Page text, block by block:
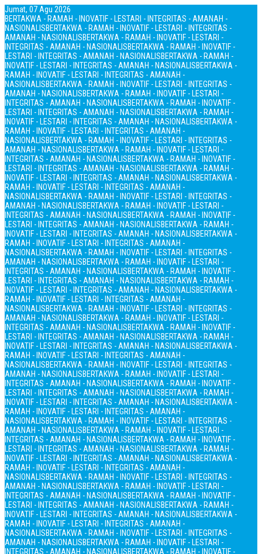
Jumat, 07 Agu 2026
BERTAKWA - RAMAH - INOVATIF - LESTARI - INTEGRITAS - AMANAH -
NASIONALISBERTAKWA - RAMAH - INOVATIF - LESTARI - INTEGRITAS -
AMANAH - NASIONALISBERTAKWA - RAMAH - INOVATIF - LESTARI -
INTEGRITAS - AMANAH - NASIONALISBERTAKWA - RAMAH - INOVATIF -
LESTARI - INTEGRITAS - AMANAH - NASIONALISBERTAKWA - RAMAH -
INOVATIF - LESTARI - INTEGRITAS - AMANAH - NASIONALISBERTAKWA -
RAMAH - INOVATIF - LESTARI - INTEGRITAS - AMANAH -
NASIONALISBERTAKWA - RAMAH - INOVATIF - LESTARI - INTEGRITAS -
AMANAH - NASIONALISBERTAKWA - RAMAH - INOVATIF - LESTARI -
INTEGRITAS - AMANAH - NASIONALISBERTAKWA - RAMAH - INOVATIF -
LESTARI - INTEGRITAS - AMANAH - NASIONALISBERTAKWA - RAMAH -
INOVATIF - LESTARI - INTEGRITAS - AMANAH - NASIONALISBERTAKWA -
RAMAH - INOVATIF - LESTARI - INTEGRITAS - AMANAH -
NASIONALISBERTAKWA - RAMAH - INOVATIF - LESTARI - INTEGRITAS -
AMANAH - NASIONALISBERTAKWA - RAMAH - INOVATIF - LESTARI -
INTEGRITAS - AMANAH - NASIONALISBERTAKWA - RAMAH - INOVATIF -
LESTARI - INTEGRITAS - AMANAH - NASIONALISBERTAKWA - RAMAH -
INOVATIF - LESTARI - INTEGRITAS - AMANAH - NASIONALISBERTAKWA -
RAMAH - INOVATIF - LESTARI - INTEGRITAS - AMANAH -
NASIONALISBERTAKWA - RAMAH - INOVATIF - LESTARI - INTEGRITAS -
AMANAH - NASIONALISBERTAKWA - RAMAH - INOVATIF - LESTARI -
INTEGRITAS - AMANAH - NASIONALISBERTAKWA - RAMAH - INOVATIF -
LESTARI - INTEGRITAS - AMANAH - NASIONALISBERTAKWA - RAMAH -
INOVATIF - LESTARI - INTEGRITAS - AMANAH - NASIONALISBERTAKWA -
RAMAH - INOVATIF - LESTARI - INTEGRITAS - AMANAH -
NASIONALISBERTAKWA - RAMAH - INOVATIF - LESTARI - INTEGRITAS -
AMANAH - NASIONALISBERTAKWA - RAMAH - INOVATIF - LESTARI -
INTEGRITAS - AMANAH - NASIONALISBERTAKWA - RAMAH - INOVATIF -
LESTARI - INTEGRITAS - AMANAH - NASIONALISBERTAKWA - RAMAH -
INOVATIF - LESTARI - INTEGRITAS - AMANAH - NASIONALISBERTAKWA -
RAMAH - INOVATIF - LESTARI - INTEGRITAS - AMANAH -
NASIONALISBERTAKWA - RAMAH - INOVATIF - LESTARI - INTEGRITAS -
AMANAH - NASIONALISBERTAKWA - RAMAH - INOVATIF - LESTARI -
INTEGRITAS - AMANAH - NASIONALISBERTAKWA - RAMAH - INOVATIF -
LESTARI - INTEGRITAS - AMANAH - NASIONALISBERTAKWA - RAMAH -
INOVATIF - LESTARI - INTEGRITAS - AMANAH - NASIONALISBERTAKWA -
RAMAH - INOVATIF - LESTARI - INTEGRITAS - AMANAH -
NASIONALISBERTAKWA - RAMAH - INOVATIF - LESTARI - INTEGRITAS -
AMANAH - NASIONALISBERTAKWA - RAMAH - INOVATIF - LESTARI -
INTEGRITAS - AMANAH - NASIONALISBERTAKWA - RAMAH - INOVATIF -
LESTARI - INTEGRITAS - AMANAH - NASIONALISBERTAKWA - RAMAH -
INOVATIF - LESTARI - INTEGRITAS - AMANAH - NASIONALISBERTAKWA -
RAMAH - INOVATIF - LESTARI - INTEGRITAS - AMANAH -
NASIONALISBERTAKWA - RAMAH - INOVATIF - LESTARI - INTEGRITAS -
AMANAH - NASIONALISBERTAKWA - RAMAH - INOVATIF - LESTARI -
INTEGRITAS - AMANAH - NASIONALISBERTAKWA - RAMAH - INOVATIF -
LESTARI - INTEGRITAS - AMANAH - NASIONALISBERTAKWA - RAMAH -
INOVATIF - LESTARI - INTEGRITAS - AMANAH - NASIONALISBERTAKWA -
RAMAH - INOVATIF - LESTARI - INTEGRITAS - AMANAH -
NASIONALISBERTAKWA - RAMAH - INOVATIF - LESTARI - INTEGRITAS -
AMANAH - NASIONALISBERTAKWA - RAMAH - INOVATIF - LESTARI -
INTEGRITAS - AMANAH - NASIONALISBERTAKWA - RAMAH - INOVATIF -
LESTARI - INTEGRITAS - AMANAH - NASIONALISBERTAKWA - RAMAH -
INOVATIF - LESTARI - INTEGRITAS - AMANAH - NASIONALISBERTAKWA -
RAMAH - INOVATIF - LESTARI - INTEGRITAS - AMANAH -
NASIONALISBERTAKWA - RAMAH - INOVATIF - LESTARI - INTEGRITAS -
AMANAH - NASIONALISBERTAKWA - RAMAH - INOVATIF - LESTARI -
INTEGRITAS - AMANAH - NASIONALISBERTAKWA - RAMAH - INOVATIF -